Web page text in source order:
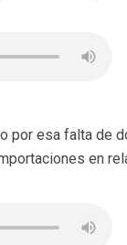
esa falta de
en